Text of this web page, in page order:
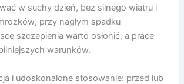
w suchy dzień, bez silnego wiatru i
przy nagłym spadku
szczepienia warto osłonić, a prace
warunków.
i udoskonalone stosowanie: przed lub